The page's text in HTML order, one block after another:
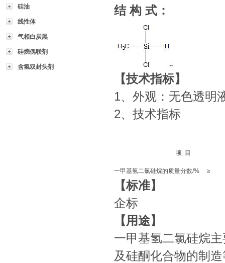
硅油
线性体
气相白炭黑
硅烷偶联剂
含氢双封头剂
结 构 式：
【技术指标】
1、外观：无色透明
2、技术指标
项 目
一甲基氢二氯硅烷的质量分数/% ≥
【标准】
企标
【用途】
一甲基氢二氯硅烷
及硅酮化合物的制